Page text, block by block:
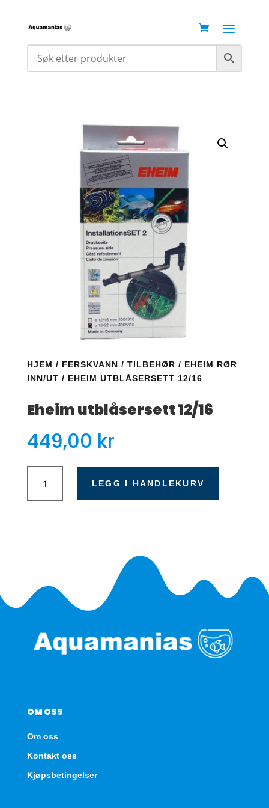
HJEM / FERSKVANN / TILBEHØR / EHEIM RØR
INN/UT / EHEIM UTBLÅSERSETT 12/16
Eheim utblåsersett 12/16
449,00 kr
Eheim
utblåsersett
12/16
LEGG I HANDLEKURV
OM OSS
Om oss
Kontakt oss
Kjøpsbetingelser